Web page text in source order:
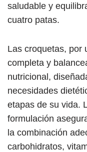
saludable y
cuatro patas.
Las croquetas, por
completa y
nutricional,
necesidades
etapas de su vida.
formulación
la combinación
carbohidratos,